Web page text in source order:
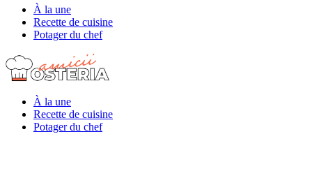
À la une
Recette de cuisine
Potager du chef
À la une
Recette de cuisine
Potager du chef